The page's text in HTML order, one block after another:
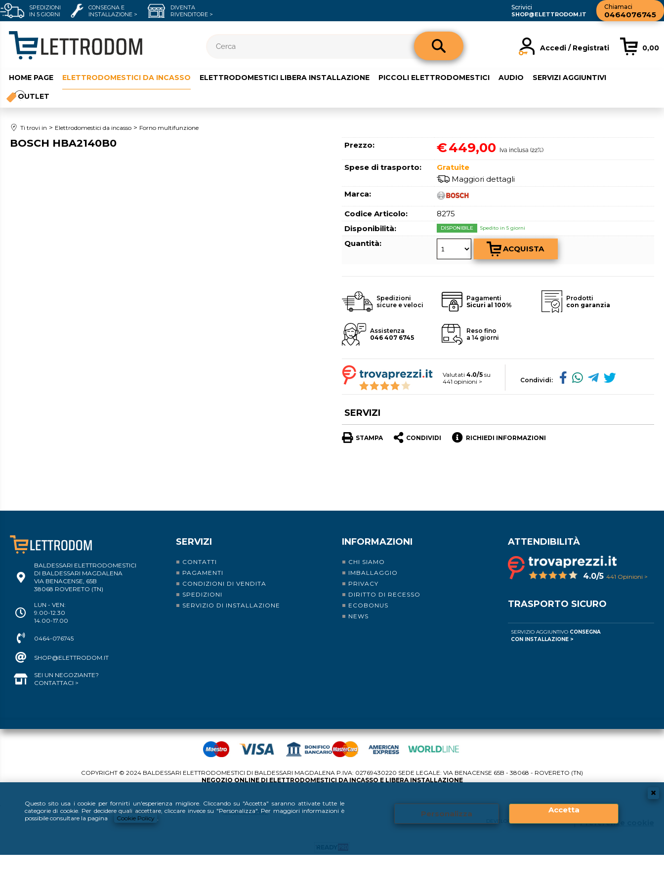
Questo sito usa i cookie per fornirti un'esperienza migliore. Cliccando su "Accetta" saranno attivate tutte le
categorie di cookie. Per decidere quali accettare, cliccare invece su "Personalizza". Per maggiori informazioni è
possibile consultare la pagina
Cookie Policy . Personalizza Accetta
SPEDIZIONI
IN 5 GIORNI
CONSEGNA E
INSTALLAZIONE >
DIVENTA
RIVENDITORE >
Scrivici
SHOP@ELETTRODOM.IT
Chiamaci
0464076745
Accedi / Registrati
clicca sul pulsante "Accedi"
Password:
Hai perso la password?
"Registrati"
0,00
HOME PAGE ELETTRODOMESTICI DA INCASSO ELETTRODOMESTICI LIBERA INSTALLAZIONE PICCOLI ELETTRODOMESTICI AUDIO SERVIZI AGGIUNTIVI
OUTLET
Ti trovi in Elettrodomestici da incasso Forno multifunzione
BOSCH HBA2140B0 Prezzo: €449,00 Iva inclusa (22%)
Spese di trasporto:
Gratuite
Maggiori dettagli
Marca:
Codice Articolo:
8275
Disponibilità:
DISPONIBILE Spedito in 5 giorni
Quantità:
Spedizioni
sicure e veloci
Pagamenti
Sicuri al 100%
Prodotti
con garanzia
Assistenza
046 407 6745
Reso fino
a 14 giorni
Valutati 4.0/5 su
441 opinioni >
Condividi:
SERVIZI
STAMPA CONDIVIDI RICHIEDI INFORMAZIONI
BALDESSARI ELETTRODOMESTICI
DI BALDESSARI MAGDALENA
VIA BENACENSE, 65B
38068 ROVERETO (TN)
LUN - VEN:
9.00-12.30
14.00-17.00
0464-076745
SHOP@ELETTRODOM.IT
SEI UN NEGOZIANTE?
CONTATTACI >
SERVIZI
CONTATTI
PAGAMENTI
CONDIZIONI DI VENDITA
SPEDIZIONI
SERVIZIO DI INSTALLAZIONE
INFORMAZIONI
CHI SIAMO
IMBALLAGGIO
PRIVACY
DIRITTO DI RECESSO
ECOBONUS
NEWS
ATTENDIBILITÀ
4.0/5 441 Opinioni >
TRASPORTO SICURO
SERVIZIO AGGIUNTIVO CONSEGNA
CON INSTALLAZIONE >
COPYRIGHT © 2024 BALDESSARI ELETTRODOMESTICI DI BALDESSARI MAGDALENA P.IVA: 02769430220 SEDE LEGALE: VIA BENACENSE 65B - 38068 - ROVERETO (TN)
NEGOZIO ONLINE DI ELETTRODOMESTICI DA INCASSO E LIBERA INSTALLAZIONE
Cookie Policy
DEVELOPER | Preferenze cookie